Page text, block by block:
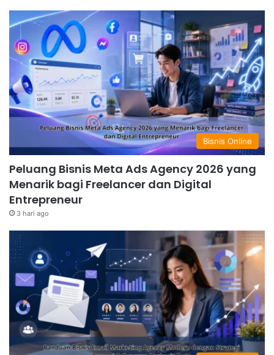
Bisnis Online
Peluang Bisnis Meta Ads Agency 2026 yang
Menarik bagi Freelancer dan Digital
Entrepreneur
3 hari ago